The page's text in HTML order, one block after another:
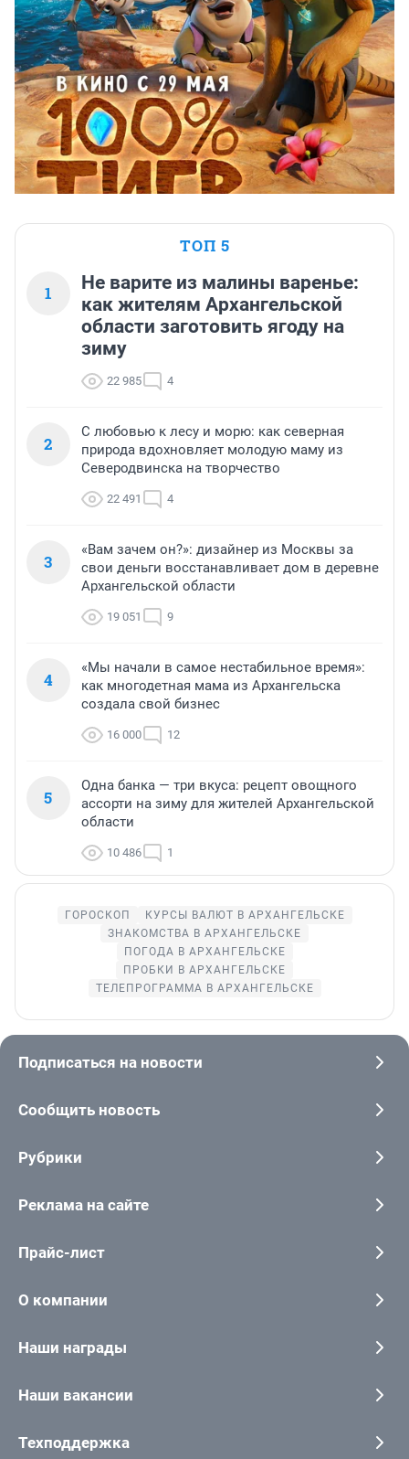
ТОП 5
1
Не варите из малины варенье:
как жителям Архангельской
области заготовить ягоду на
зиму
22 985 4
2
С любовью к лесу и морю: как северная
природа вдохновляет молодую маму из
Северодвинска на творчество
22 491 4
3
«Вам зачем он?»: дизайнер из Москвы за
свои деньги восстанавливает дом в деревне
Архангельской области
19 051 9
4
«Мы начали в самое нестабильное время»:
как многодетная мама из Архангельска
создала свой бизнес
16 000 12
5
Одна банка — три вкуса: рецепт овощного
ассорти на зиму для жителей Архангельской
области
10 486 1
ГОРОСКОП
КУРСЫ ВАЛЮТ В АРХАНГЕЛЬСКЕ
ЗНАКОМСТВА В АРХАНГЕЛЬСКЕ
ПОГОДА В АРХАНГЕЛЬСКЕ
ПРОБКИ В АРХАНГЕЛЬСКЕ
ТЕЛЕПРОГРАММА В АРХАНГЕЛЬСКЕ
Подписаться на новости
Сообщить новость
Рубрики
Реклама на сайте
Прайс-лист
О компании
Наши награды
Наши вакансии
Техподдержка